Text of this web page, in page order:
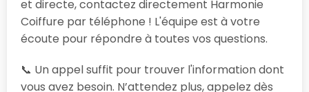
et directe, contactez directement Harmonie
Coiffure par téléphone ! L'équipe est à votre
écoute pour répondre à toutes vos questions.
📞 Un appel suffit pour trouver l'information dont
vous avez besoin. N’attendez plus, appelez dès